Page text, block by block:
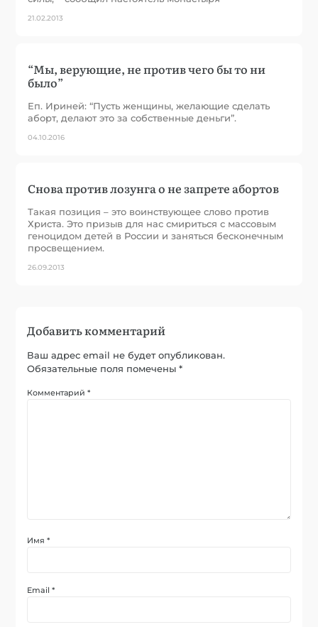
21.02.2013
“Мы, верующие, не против чего бы то ни
было”
Еп. Ириней: “Пусть женщины, желающие сделать
аборт, делают это за собственные деньги”.
04.10.2016
Снова против лозунга о не запрете абортов
Такая позиция – это воинствующее слово против
Христа. Это призыв для нас смириться с массовым
геноцидом детей в России и заняться бесконечным
просвещением.
26.09.2013
Добавить комментарий
Ваш адрес email не будет опубликован.
Обязательные поля помечены*
Комментарий*
Имя*
Email*